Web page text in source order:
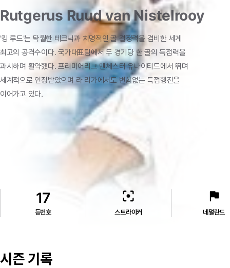
Rutgerus Ruud van Nistelrooy
'킹 루드'는 탁월한 테크닉과 치명적인골결정력을 겸비한 세계
최고의 공격수이다. 국가대표팀에서두 경기당 한 골의 득점력을
과시하며 활약했다. 프리미어리그맨체스터유나이티드에서 뛰며
세계적으로 인정받았으며 라 리가에서도변함없는 득점행진을
이어가고 있다.
17
등번호
filter_center_focus
스트라이커
flag
네덜란드
시즌 기록